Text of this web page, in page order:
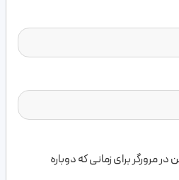
مرورگر برای زمانی که دوباره